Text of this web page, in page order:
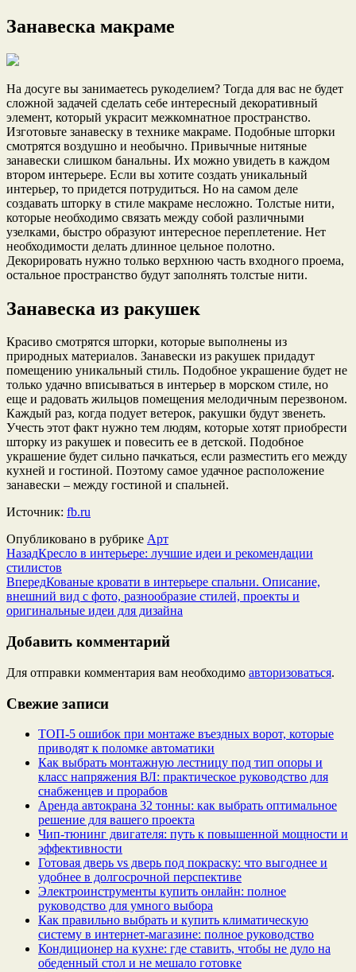
Занавеска макраме
На досуге вы занимаетесь рукоделием? Тогда для вас не будет
сложной задачей сделать себе интересный декоративный
элемент, который украсит межкомнатное пространство.
Изготовьте занавеску в технике макраме. Подобные шторки
смотрятся воздушно и необычно. Привычные нитяные
занавески слишком банальны. Их можно увидеть в каждом
втором интерьере. Если вы хотите создать уникальный
интерьер, то придется потрудиться. Но на самом деле
создавать шторку в стиле макраме несложно. Толстые нити,
которые необходимо связать между собой различными
узелками, быстро образуют интересное переплетение. Нет
необходимости делать длинное цельное полотно.
Декорировать нужно только верхнюю часть входного проема,
остальное пространство будут заполнять толстые нити.
Занавеска из ракушек
Красиво смотрятся шторки, которые выполнены из
природных материалов. Занавески из ракушек придадут
помещению уникальный стиль. Подобное украшение будет не
только удачно вписываться в интерьер в морском стиле, но
еще и радовать жильцов помещения мелодичным перезвоном.
Каждый раз, когда подует ветерок, ракушки будут звенеть.
Учесть этот факт нужно тем людям, которые хотят приобрести
шторку из ракушек и повесить ее в детской. Подобное
украшение будет сильно пачкаться, если разместить его между
кухней и гостиной. Поэтому самое удачное расположение
занавески – между гостиной и спальней.
Источник: fb.ru
Опубликовано в рубрике Арт
НазадКресло в интерьере: лучшие идеи и рекомендации
стилистов
ВпередКованые кровати в интерьере спальни. Описание,
внешний вид с фото, разнообразие стилей, проекты и
оригинальные идеи для дизайна
Добавить комментарий
Для отправки комментария вам необходимо авторизоваться.
Свежие записи
ТОП-5 ошибок при монтаже въездных ворот, которые
приводят к поломке автоматики
Как выбрать монтажную лестницу под тип опоры и
класс напряжения ВЛ: практическое руководство для
снабженцев и прорабов
Аренда автокрана 32 тонны: как выбрать оптимальное
решение для вашего проекта
Чип‑тюнинг двигателя: путь к повышенной мощности и
эффективности
Готовая дверь vs дверь под покраску: что выгоднее и
удобнее в долгосрочной перспективе
Электроинструменты купить онлайн: полное
руководство для умного выбора
Как правильно выбрать и купить климатическую
систему в интернет‑магазине: полное руководство
Кондиционер на кухне: где ставить, чтобы не дуло на
обеденный стол и не мешало готовке